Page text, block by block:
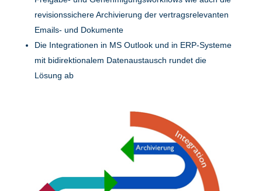
revisionssichere Archivierung der vertragsrelevanten
Emails- und Dokumente
Die Integrationen in MS Outlook und in ERP-Systeme
mit bidirektionalem Datenaustausch rundet die
Lösung ab